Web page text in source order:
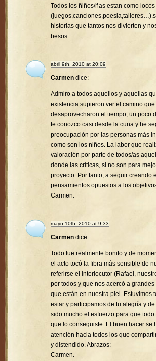
Todos los ñiños/ñas estan como
historias que tantos nos divierten y
besos
abril 9th, 2010 at 20:09
Carmen dice:
Admiro a todos aquellos y aquellas
existencia supieron ver el camino
desaprovecharon el tiempo, un poco
te conozco casi desde la cuna y he
preocupación por las personas más
como son los niños. La labor que
valoración por parte de todos/as
donde las críticas, si no son para
proyecto. Por tanto, a seguir creando
pensamientos opuestos a los
Carmen.
mayo 10th, 2010 at 9:33
Carmen dice:
Todo fue realmente bonito y de
el acto tocó la fibra más sensible de
referirse el interlocutor (Rafael,
por todos y que nos acercó a
que están en nuestra piel. Estuvimos
estar y participamos de tu alegría y
sido mucho el esfuerzo para que
que lo conseguiste. El buen hacer se
atención hacia todos los que
y distendido. Abrazos:
Carmen.